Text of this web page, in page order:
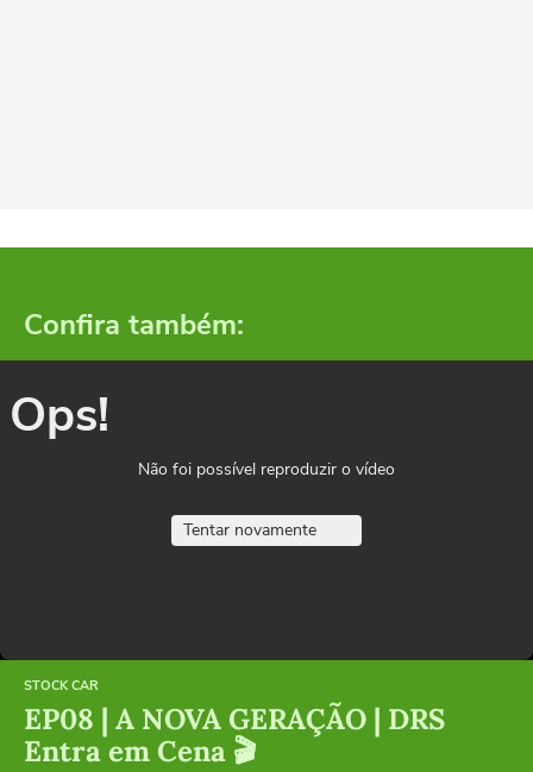
Confira também:
Ops!
Não foi possível reproduzir o vídeo
Tentar novamente
STOCK CAR
EP08 | A NOVA GERAÇÃO | DRS
Entra em Cena 🎬